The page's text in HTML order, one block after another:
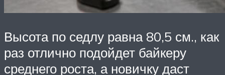
Высота по седлу равна 80,5 см., как
раз отлично подойдет байкеру
среднего роста, а новичку даст